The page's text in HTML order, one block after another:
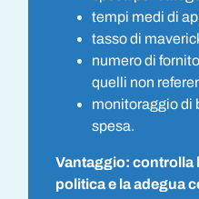
tempi medi di
tasso di
numero di
quelli non
monitoraggio di
spesa.
Vantaggio: controlla
politica e la adegua